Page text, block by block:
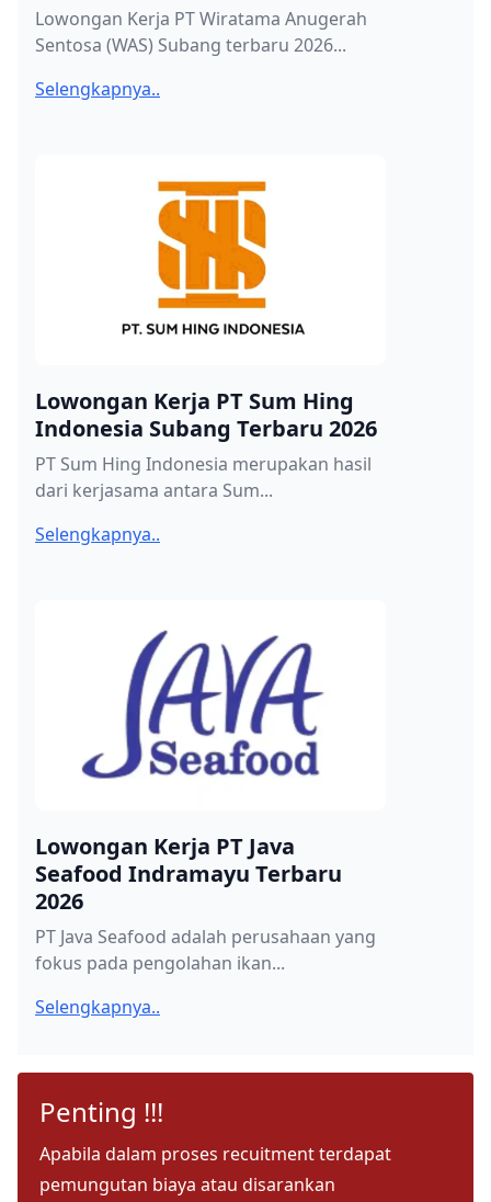
Lowongan Kerja PT Wiratama Anugerah
Sentosa (WAS) Subang terbaru 2026...
Selengkapnya..
Lowongan Kerja PT Sum Hing
Indonesia Subang Terbaru 2026
PT Sum Hing Indonesia merupakan hasil
dari kerjasama antara Sum...
Selengkapnya..
Lowongan Kerja PT Java
Seafood Indramayu Terbaru
2026
PT Java Seafood adalah perusahaan yang
fokus pada pengolahan ikan...
Selengkapnya..
Penting !!!
Apabila dalam proses recuitment terdapat
pemungutan biaya atau disarankan